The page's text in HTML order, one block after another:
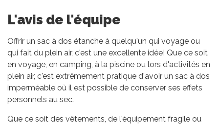
L'avis de l'équipe
Offrir un sac à dos étanche à quelqu'un qui voyage ou
qui fait du plein air, c'est une excellente idée! Que ce soit
en voyage, en camping, à la piscine ou lors d'activités en
plein air, c'est extrêmement pratique d'avoir un sac à dos
imperméable où il est possible de conserver ses effets
personnels au sec.
Que ce soit des vêtements, de l'équipement fragile ou